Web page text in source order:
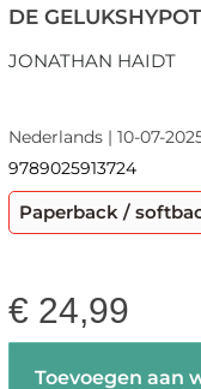
DE
JONATHAN HAIDT
Nederlands | 10-07-
9789025913724
Paperback /
€ 24,99
Toevoegen aan